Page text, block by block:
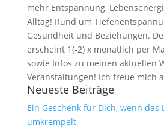
mehr Entspannung,
Alltag! Rund um
Gesundheit und Beziehungen.
erscheint 1(-2) x monatlich per
sowie Infos zu meinen aktuellen
Veranstaltungen! Ich freue mich
Neueste Beiträge
Ein Geschenk für Dich, wenn das
umkrempelt